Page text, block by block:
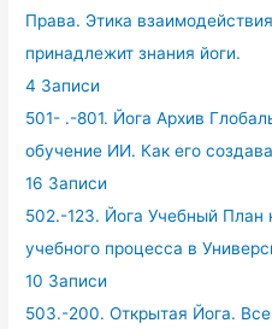
Права. Этика
принадлежит знания йоги.
4 Записи
501- .-801. Йога Архив
обучение ИИ. Как его
16 Записи
502.-123. Йога Учебный План
учебного процесса в
10 Записи
503.-200. Открытая Йога.